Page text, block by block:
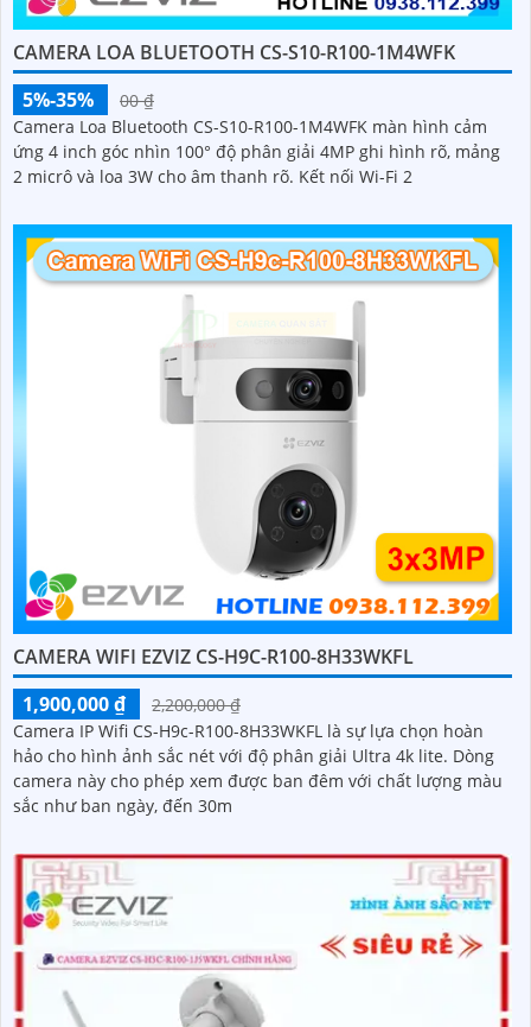
CAMERA LOA BLUETOOTH CS-S10-R100-1M4WFK
5%-35%
00 ₫
Camera Loa Bluetooth CS-S10-R100-1M4WFK màn hình cảm
ứng 4 inch góc nhìn 100° độ phân giải 4MP ghi hình rõ, mảng
2 micrô và loa 3W cho âm thanh rõ. Kết nối Wi-Fi 2
CAMERA WIFI EZVIZ CS-H9C-R100-8H33WKFL
1,900,000 ₫
2,200,000 ₫
Camera IP Wifi CS-H9c-R100-8H33WKFL là sự lựa chọn hoàn
hảo cho hình ảnh sắc nét với độ phân giải Ultra 4k lite. Dòng
camera này cho phép xem được ban đêm với chất lượng màu
sắc như ban ngày, đến 30m